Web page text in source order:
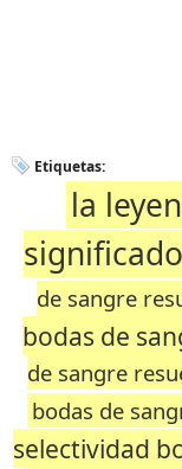
Etiquetas:
la
significado
de sangre
bodas de
de sangre
bodas de
selectividad